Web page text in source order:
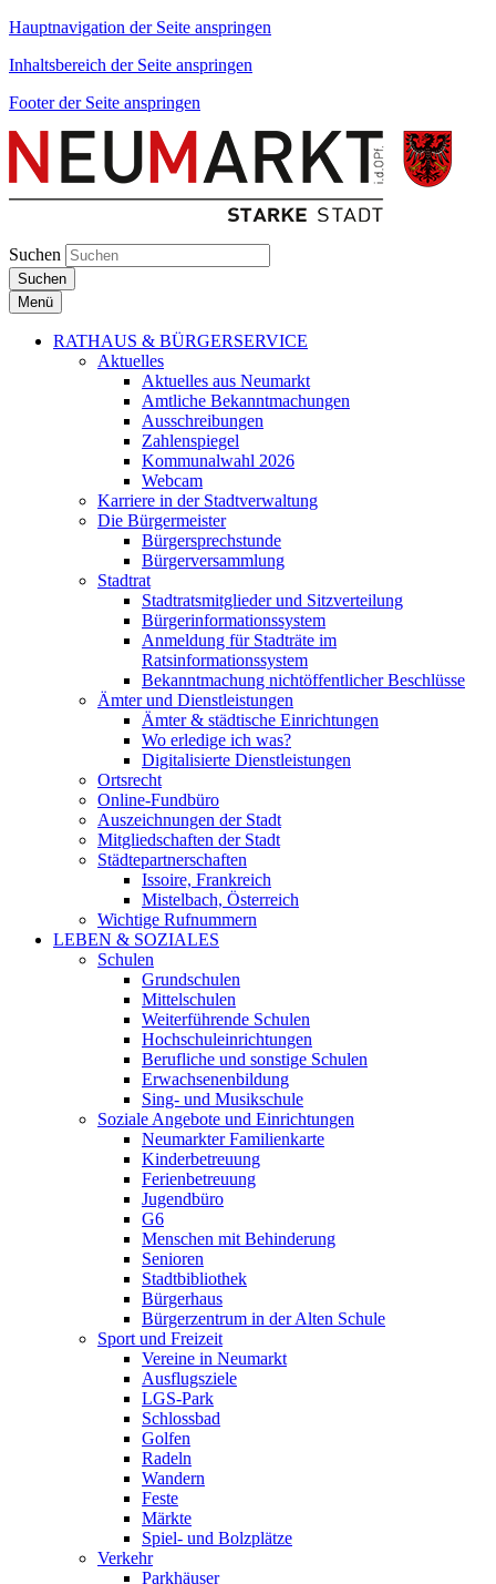
Hauptnavigation der Seite anspringen
Inhaltsbereich der Seite anspringen
Footer der Seite anspringen
Suchen
Suchen
Menü
RATHAUS & BÜRGERSERVICE
Aktuelles
Aktuelles aus Neumarkt
Amtliche Bekanntmachungen
Ausschreibungen
Zahlenspiegel
Kommunalwahl 2026
Webcam
Karriere in der Stadtverwaltung
Die Bürgermeister
Bürgersprechstunde
Bürgerversammlung
Stadtrat
Stadtratsmitglieder und Sitzverteilung
Bürgerinformationssystem
Anmeldung für Stadträte im
Ratsinformationssystem
Bekanntmachung nichtöffentlicher Beschlüsse
Ämter und Dienstleistungen
Ämter & städtische Einrichtungen
Wo erledige ich was?
Digitalisierte Dienstleistungen
Ortsrecht
Online-Fundbüro
Auszeichnungen der Stadt
Mitgliedschaften der Stadt
Städtepartnerschaften
Issoire, Frankreich
Mistelbach, Österreich
Wichtige Rufnummern
LEBEN & SOZIALES
Schulen
Grundschulen
Mittelschulen
Weiterführende Schulen
Hochschuleinrichtungen
Berufliche und sonstige Schulen
Erwachsenenbildung
Sing- und Musikschule
Soziale Angebote und Einrichtungen
Neumarkter Familienkarte
Kinderbetreuung
Ferienbetreuung
Jugendbüro
G6
Menschen mit Behinderung
Senioren
Stadtbibliothek
Bürgerhaus
Bürgerzentrum in der Alten Schule
Sport und Freizeit
Vereine in Neumarkt
Ausflugsziele
LGS-Park
Schlossbad
Golfen
Radeln
Wandern
Feste
Märkte
Spiel- und Bolzplätze
Verkehr
Parkhäuser